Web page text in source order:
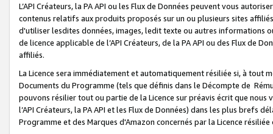
L’API Créateurs, la PA API ou les Flux de Données peuvent vous
contenus relatifs aux produits proposés sur un ou plusieurs sites
d'utiliser lesdites données, images, ledit texte ou autres informations
de licence applicable de l’API Créateurs, de la PA API ou des Flux de
affiliés.
La Licence sera immédiatement et automatiquement résiliée si, à
Documents du Programme (tels que définis dans le Décompte de
pouvons résilier tout ou partie de la Licence sur préavis écrit que
l’API Créateurs, la PA API et les Flux de Données) dans les plus
Programme et des Marques d'Amazon concernés par la Licence